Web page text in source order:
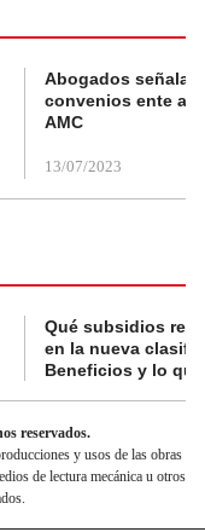
Abogados
convenios ente
AMC
13/07/2023
Qué subsidios
en la nueva
Beneficios y lo
reservados.
y usos de las obras
de lectura mecánica u otros